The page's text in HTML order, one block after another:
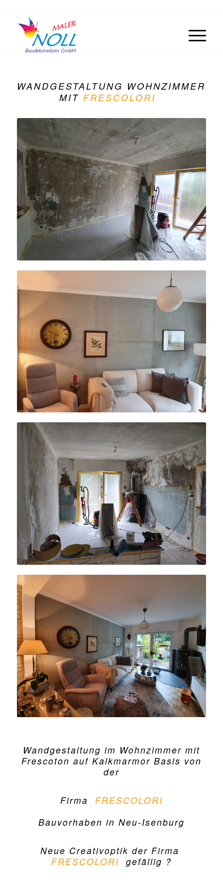
WANDGESTALTUNG WOHNZIMMER
MIT FRESCOLORI
Wandgestaltung im Wohnzimmer mit
Frescoton auf Kalkmarmor Basis von
der
Firma FRESCOLORI
Bauvorhaben in Neu-Isenburg
Neue Creativoptik der Firma
FRESCOLORI gefällig ?